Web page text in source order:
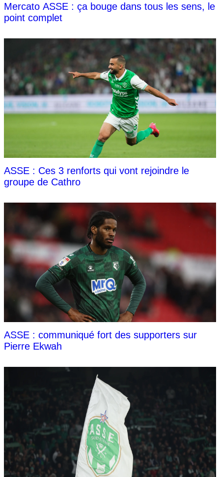
Mercato ASSE : ça bouge dans tous les sens, le
point complet
ASSE : Ces 3 renforts qui vont rejoindre le
groupe de Cathro
ASSE : communiqué fort des supporters sur
Pierre Ekwah